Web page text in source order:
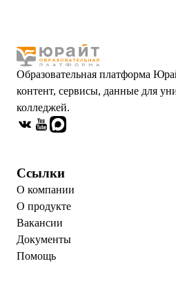
Образовательная платформа
контент, сервисы, данные для
колледжей.
Ссылки
О компании
О продукте
Вакансии
Документы
Помощь